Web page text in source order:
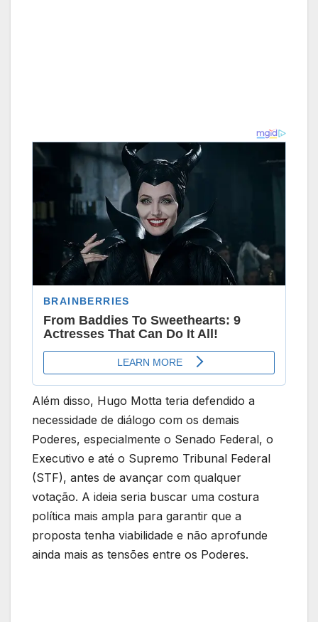
Além disso, Hugo Motta teria defendido a
necessidade de diálogo com os demais
Poderes, especialmente o Senado Federal, o
Executivo e até o Supremo Tribunal Federal
(STF), antes de avançar com qualquer
votação. A ideia seria buscar uma costura
política mais ampla para garantir que a
proposta tenha viabilidade e não aprofunde
ainda mais as tensões entre os Poderes.